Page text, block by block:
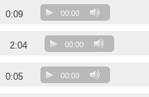
0:09 00:00
2:04 00:00
0:05 00:00